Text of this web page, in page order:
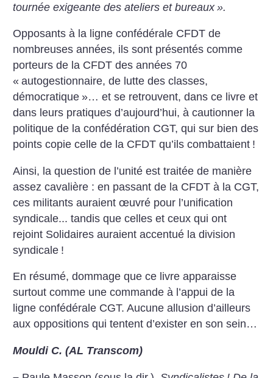
tournée exigeante des ateliers et bureaux ».
Opposants à la ligne confédérale CFDT de
nombreuses années, ils sont présentés comme
porteurs de la CFDT des années 70
« autogestionnaire, de lutte des classes,
démocratique »… et se retrouvent, dans ce livre et
dans leurs pratiques d’aujourd’hui, à cautionner la
politique de la confédération CGT, qui sur bien des
points copie celle de la CFDT qu’ils combattaient !
Ainsi, la question de l’unité est traitée de manière
assez cavalière : en passant de la CFDT à la CGT,
ces militants auraient œuvré pour l’unification
syndicale... tandis que celles et ceux qui ont
rejoint Solidaires auraient accentué la division
syndicale !
En résumé, dommage que ce livre apparaisse
surtout comme une commande à l’appui de la
ligne confédérale CGT. Aucune allusion d’ailleurs
aux oppositions qui tentent d’exister en son sein…
Mouldi C. (AL Transcom)